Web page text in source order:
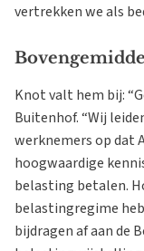
vertrekken we als
Knot valt hem bij:
Buitenhof. “Wij
werknemers op dat
hoogwaardige
belasting betalen.
belastingregime
bijdragen af aan de